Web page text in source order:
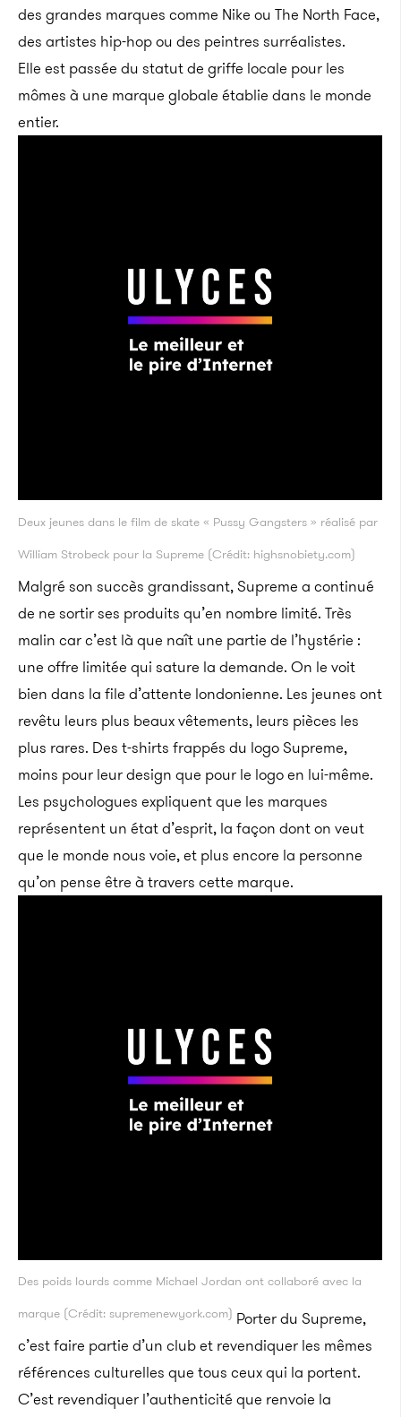
des grandes marques comme Nike ou The North Face,
des artistes hip-hop ou des peintres surréalistes.
Elle est passée du statut de griffe locale pour les
mômes à une marque globale établie dans le monde
entier.
Deux jeunes dans le film de skate « Pussy Gangsters » réalisé par
William Strobeck pour la Supreme (Crédit: highsnobiety.com)
Malgré son succès grandissant, Supreme a continué
de ne sortir ses produits qu’en nombre limité. Très
malin car c’est là que naît une partie de l’hystérie :
une offre limitée qui sature la demande. On le voit
bien dans la file d’attente londonienne. Les jeunes ont
revêtu leurs plus beaux vêtements, leurs pièces les
plus rares. Des t-shirts frappés du logo Supreme,
moins pour leur design que pour le logo en lui-même.
Les psychologues expliquent que les marques
représentent un état d’esprit, la façon dont on veut
que le monde nous voie, et plus encore la personne
qu’on pense être à travers cette marque.
Des poids lourds comme Michael Jordan ont collaboré avec la
marque (Crédit: supremenewyork.com) Porter du Supreme,
c’est faire partie d’un club et revendiquer les mêmes
références culturelles que tous ceux qui la portent.
C’est revendiquer l’authenticité que renvoie la